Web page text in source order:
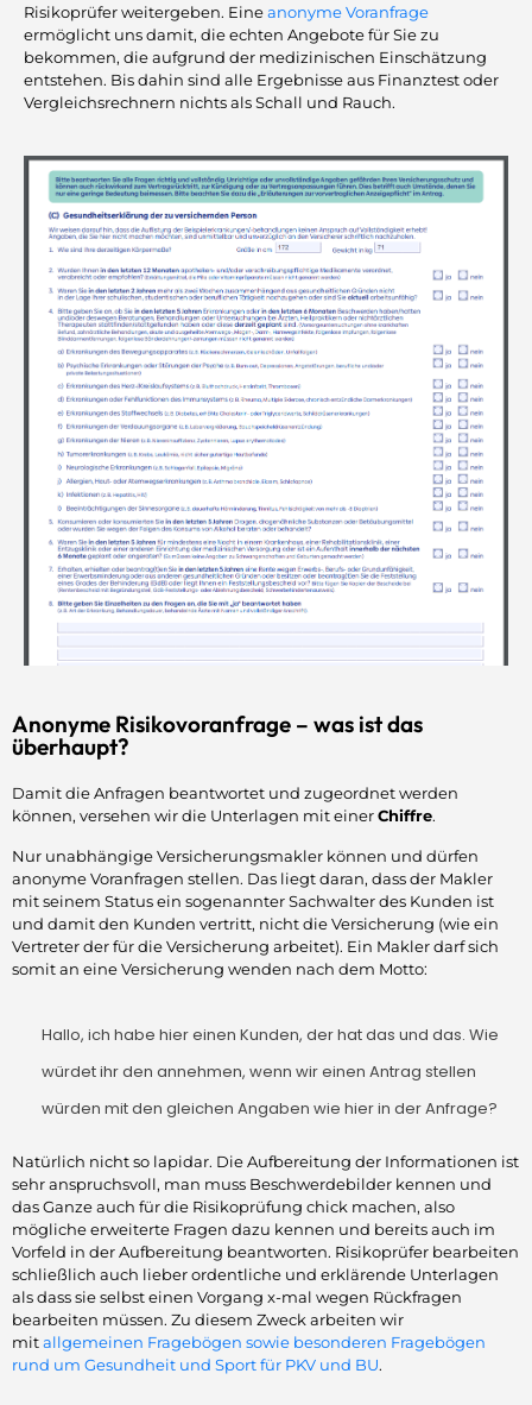
Risikoprüfer weitergeben. Eineanonyme Voranfrage
ermöglicht uns damit, die echten Angebote für Sie zu
bekommen, die aufgrund der medizinischen Einschätzung
entstehen. Bis dahin sind alle Ergebnisse aus Finanztest oder
Vergleichsrechnern nichts als Schall und Rauch.
Anonyme Risikovoranfrage – was ist das
überhaupt?
Damit die Anfragen beantwortet und zugeordnet werden
können, versehen wir die Unterlagen mit einerChiffre.
Nur unabhängige Versicherungsmakler können und dürfen
anonyme Voranfragen stellen. Das liegt daran, dass der Makler
mit seinem Status ein sogenannter Sachwalter des Kunden ist
und damit den Kunden vertritt, nicht die Versicherung (wie ein
Vertreter der für die Versicherung arbeitet). Ein Makler darf sich
somit an eine Versicherung wenden nach dem Motto:
Hallo, ich habe hier einen Kunden, der hat das und das. Wie
würdet ihr den annehmen, wenn wir einen Antrag stellen
würden mit den gleichen Angaben wie hier in der Anfrage?
Natürlich nicht so lapidar. Die Aufbereitung der Informationen ist
sehr anspruchsvoll, man muss Beschwerdebilder kennen und
das Ganze auch für die Risikoprüfung chick machen, also
mögliche erweiterte Fragen dazu kennen und bereits auch im
Vorfeld in der Aufbereitung beantworten. Risikoprüfer bearbeiten
schließlich auch lieber ordentliche und erklärende Unterlagen
als dass sie selbst einen Vorgang x-mal wegen Rückfragen
bearbeiten müssen. Zu diesem Zweck arbeiten wir
mitallgemeinen Fragebögen sowie besonderen Fragebögen
rund um Gesundheit und Sport für PKV und BU.